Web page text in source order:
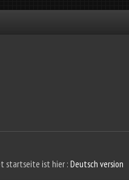
startseite ist hier : Deutsch version